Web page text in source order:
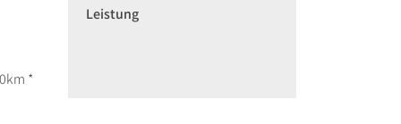
*
Leistung